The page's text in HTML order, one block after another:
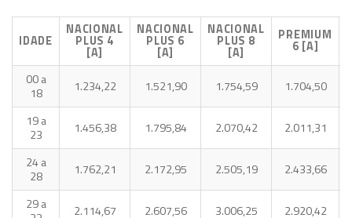
IDADE
NACIONAL
PLUS 4
[A]
NACIONAL
PLUS 6
[A]
NACIONAL
PLUS 8
[A]
PREMIUM
6 [A]
00 a
18
1.234,22 1.521,90 1.754,59 1.704,50
19 a
23
1.456,38 1.795,84 2.070,42 2.011,31
24 a
28
1.762,21 2.172,95 2.505,19 2.433,66
29 a
2.114,67 2.607,56 3.006,25 2.920,42